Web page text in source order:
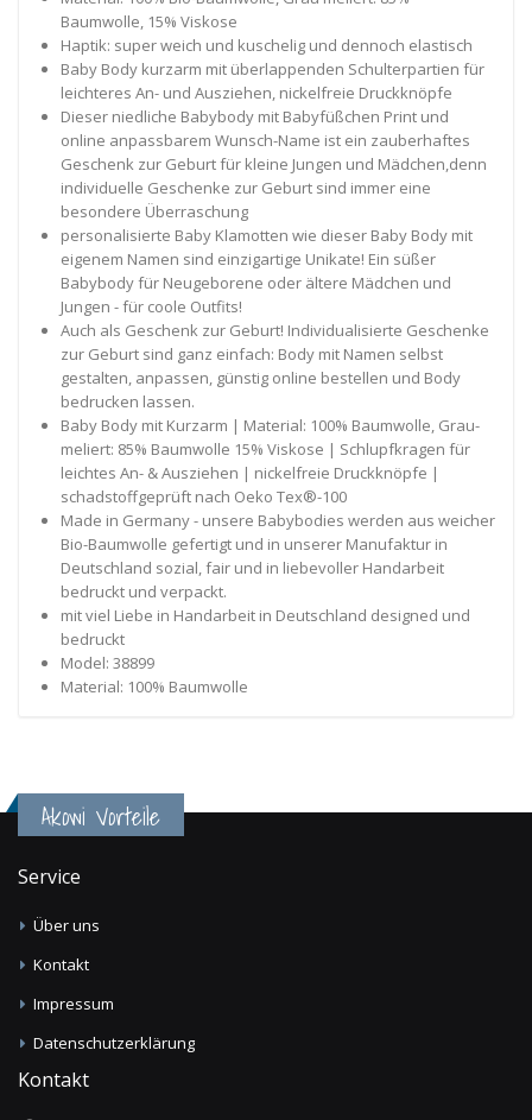
Baumwolle, 15% Viskose
Haptik: super weich und kuschelig und dennoch elastisch
Baby Body kurzarm mit überlappenden Schulterpartien für
leichteres An- und Ausziehen, nickelfreie Druckknöpfe
Dieser niedliche Babybody mit Babyfüßchen Print und
online anpassbarem Wunsch-Name ist ein zauberhaftes
Geschenk zur Geburt für kleine Jungen und Mädchen,denn
individuelle Geschenke zur Geburt sind immer eine
besondere Überraschung
personalisierte Baby Klamotten wie dieser Baby Body mit
eigenem Namen sind einzigartige Unikate! Ein süßer
Babybody für Neugeborene oder ältere Mädchen und
Jungen - für coole Outfits!
Auch als Geschenk zur Geburt! Individualisierte Geschenke
zur Geburt sind ganz einfach: Body mit Namen selbst
gestalten, anpassen, günstig online bestellen und Body
bedrucken lassen.
Baby Body mit Kurzarm | Material: 100% Baumwolle, Grau-
meliert: 85% Baumwolle 15% Viskose | Schlupfkragen für
leichtes An- & Ausziehen | nickelfreie Druckknöpfe |
schadstoffgeprüft nach Oeko Tex®-100
Made in Germany - unsere Babybodies werden aus weicher
Bio-Baumwolle gefertigt und in unserer Manufaktur in
Deutschland sozial, fair und in liebevoller Handarbeit
bedruckt und verpackt.
mit viel Liebe in Handarbeit in Deutschland designed und
bedruckt
Model: 38899
Material: 100% Baumwolle
Akowi Vorteile
Service
Über uns
Kontakt
Impressum
Datenschutzerklärung
Kontakt